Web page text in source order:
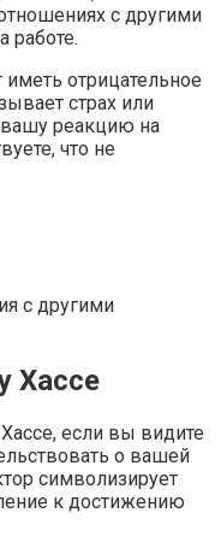
с другими
работе.
отрицательное
страх или
вашу реакцию на
что не
с другими
Хассе
если вы видите
о вашей
символизирует
к достижению